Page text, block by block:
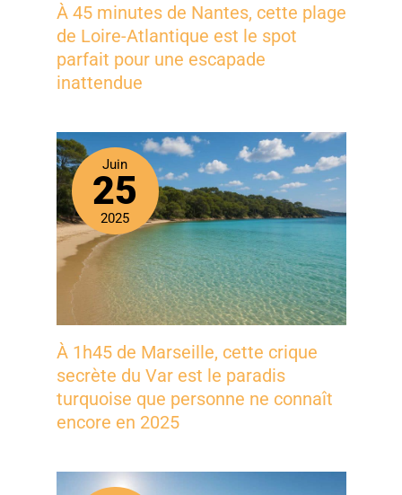
À 45 minutes de Nantes, cette plage
de Loire-Atlantique est le spot
parfait pour une escapade
inattendue
Juin
25
2025
À 1h45 de Marseille, cette crique
secrète du Var est le paradis
turquoise que personne ne connaît
encore en 2025